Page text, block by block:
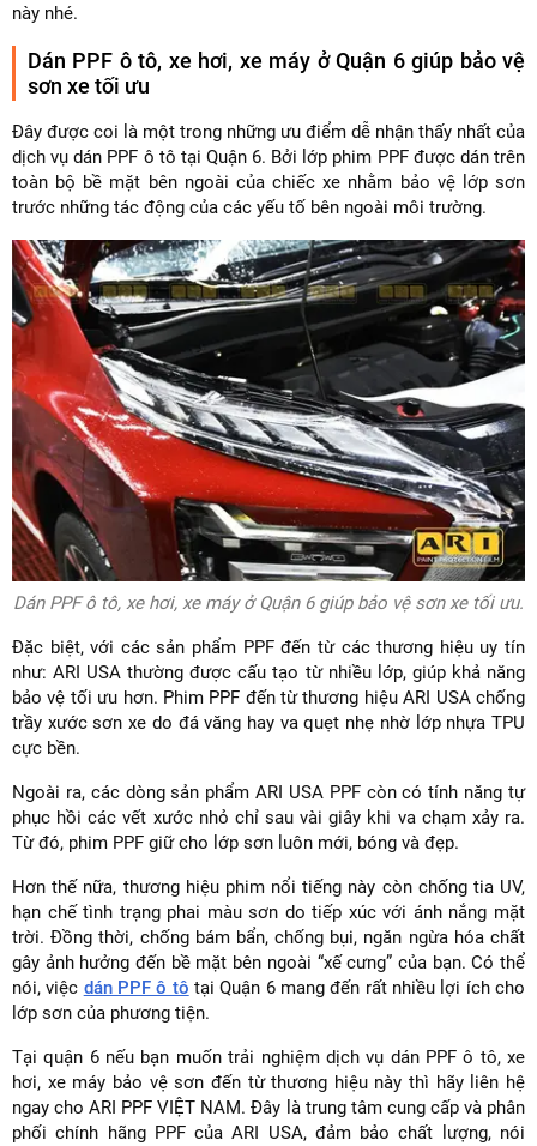
này nhé.
Dán PPF ô tô, xe hơi, xe máy ở Quận 6 giúp bảo vệ
sơn xe tối ưu
Đây được coi là một trong những ưu điểm dễ nhận thấy nhất của
dịch vụ dán PPF ô tô tại Quận 6. Bởi lớp phim PPF được dán trên
toàn bộ bề mặt bên ngoài của chiếc xe nhằm bảo vệ lớp sơn
trước những tác động của các yếu tố bên ngoài môi trường.
Dán PPF ô tô, xe hơi, xe máy ở Quận 6 giúp bảo vệ sơn xe tối ưu.
Đặc biệt, với các sản phẩm PPF đến từ các thương hiệu uy tín
như: ARI USA thường được cấu tạo từ nhiều lớp, giúp khả năng
bảo vệ tối ưu hơn. Phim PPF đến từ thương hiệu ARI USA chống
trầy xước sơn xe do đá văng hay va quẹt nhẹ nhờ lớp nhựa TPU
cực bền.
Ngoài ra, các dòng sản phẩm ARI USA PPF còn có tính năng tự
phục hồi các vết xước nhỏ chỉ sau vài giây khi va chạm xảy ra.
Từ đó, phim PPF giữ cho lớp sơn luôn mới, bóng và đẹp.
Hơn thế nữa, thương hiệu phim nổi tiếng này còn chống tia UV,
hạn chế tình trạng phai màu sơn do tiếp xúc với ánh nắng mặt
trời. Đồng thời, chống bám bẩn, chống bụi, ngăn ngừa hóa chất
gây ảnh hưởng đến bề mặt bên ngoài “xế cưng” của bạn. Có thể
nói, việc dán PPF ô tô tại Quận 6 mang đến rất nhiều lợi ích cho
lớp sơn của phương tiện.
Tại quận 6 nếu bạn muốn trải nghiệm dịch vụ dán PPF ô tô, xe
hơi, xe máy bảo vệ sơn đến từ thương hiệu này thì hãy liên hệ
ngay cho ARI PPF VIỆT NAM. Đây là trung tâm cung cấp và phân
phối chính hãng PPF của ARI USA, đảm bảo chất lượng, nói